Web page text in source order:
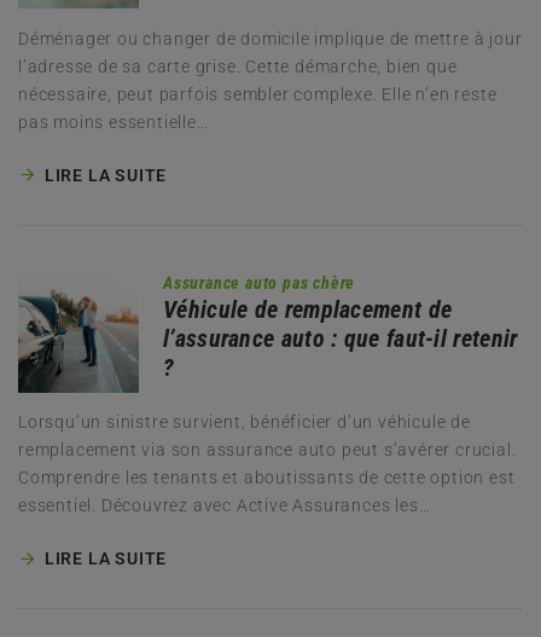
Déménager ou changer de domicile implique de mettre à jour
l’adresse de sa carte grise. Cette démarche, bien que
nécessaire, peut parfois sembler complexe. Elle n’en reste
pas moins essentielle…
LIRE LA SUITE
Assurance auto pas chère
Véhicule de remplacement de
l’assurance auto : que faut-il retenir
?
Lorsqu’un sinistre survient, bénéficier d’un véhicule de
remplacement via son assurance auto peut s’avérer crucial.
Comprendre les tenants et aboutissants de cette option est
essentiel. Découvrez avec Active Assurances les…
LIRE LA SUITE